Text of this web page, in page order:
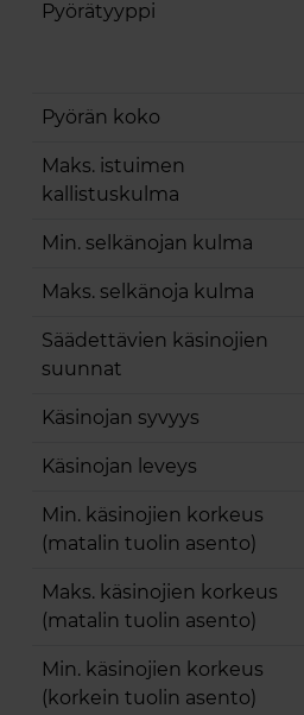
Pyörätyyppi
Pyörän koko
Maks. istuimen
kallistuskulma
Min. selkänojan kulma
Maks. selkänoja kulma
Säädettävien käsinojien
suunnat
Käsinojan syvyys
Käsinojan leveys
Min. käsinojien korkeus
(matalin tuolin asento)
Maks. käsinojien korkeus
(matalin tuolin asento)
Min. käsinojien korkeus
(korkein tuolin asento)